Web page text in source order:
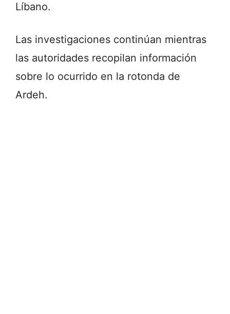
Líbano.
Las investigaciones continúan mientras
las autoridades recopilan información
sobre lo ocurrido en la rotonda de
Ardeh.